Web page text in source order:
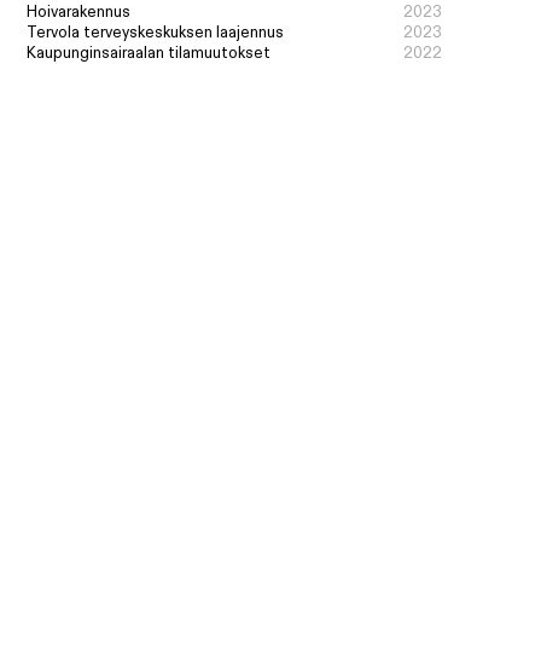
Hoivarakennus
2023
Tervola terveyskeskuksen laajennus
2023
Kaupunginsairaalan tilamuutokset
2022